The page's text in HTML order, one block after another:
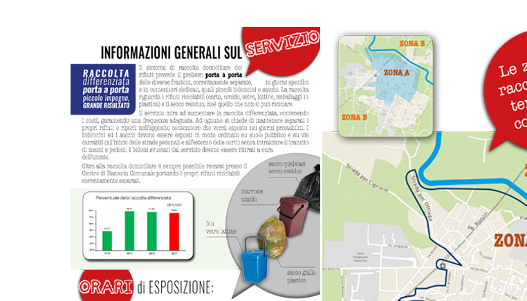
venerdì 03 novembre 2023
Eco Calendario 2023 Dello - Novembre
venerdì 15 dicembre 2023
Junker e il riconoscimento